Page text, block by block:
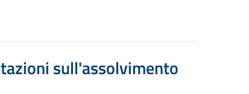
sull'assolvimento